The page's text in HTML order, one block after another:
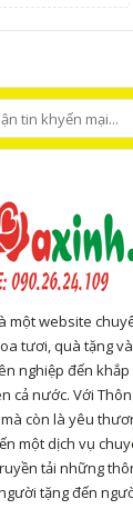
một website
tươi, quà tặng
nghiệp đến khắp
cả nước. Với
còn là yêu
một dịch vụ
tải những
tặng đến